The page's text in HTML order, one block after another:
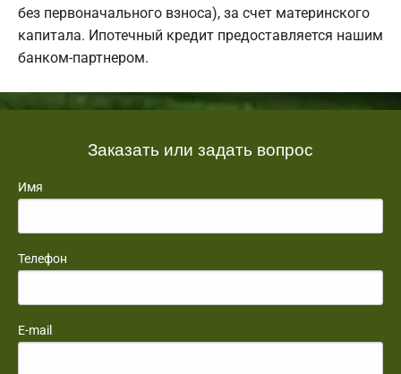
без первоначального взноса), за счет материнского
капитала. Ипотечный кредит предоставляется нашим
банком-партнером.
Заказать или задать вопрос
Имя
Телефон
E-mail